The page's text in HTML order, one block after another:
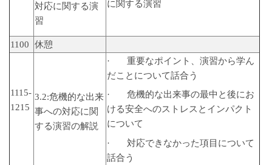
対応に関する演
習
に関する演習
1100 休憩
1115-
1215
3.2:危機的な出来
事への対応に関
する演習の解説
· 重要なポイント、演習から学ん
だことについて話合う
· 危機的な出来事の最中と後にお
ける安全へのストレスとインパクト
について
· 対応できなかった項目について
話合う